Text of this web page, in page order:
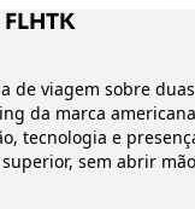
Tanque:
traseira:
de viagem sobre
da marca
tecnologia e
sem abrir